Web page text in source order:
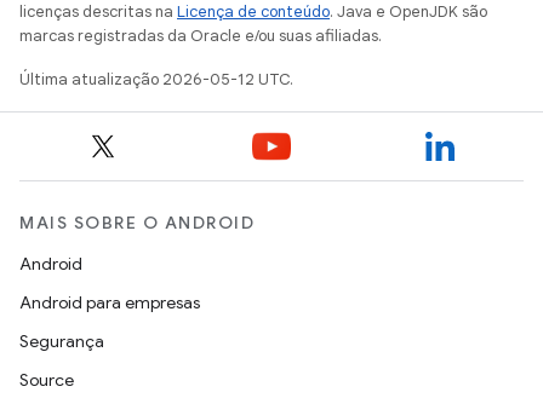
licenças descritas na Licença de conteúdo. Java e OpenJDK são
marcas registradas da Oracle e/ou suas afiliadas.
Última atualização 2026-05-12 UTC.
MAIS SOBRE O ANDROID
Android
Android para empresas
Segurança
Source